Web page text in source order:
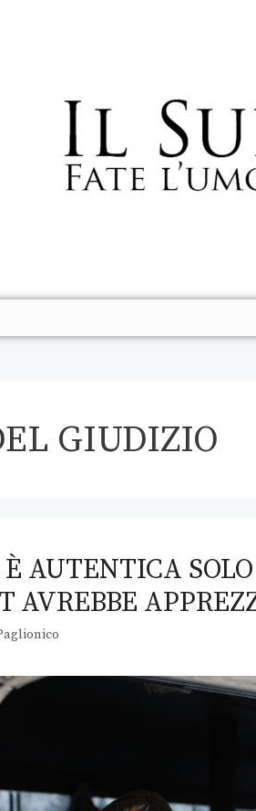
GIUDIZIO
AUTENTICA
AVREBBE